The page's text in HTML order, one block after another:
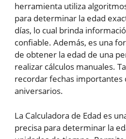
herramienta utiliza
para determinar la edad
días, lo cual brinda
confiable. Además, es una
de obtener la edad de una
realizar cálculos manuales.
recordar fechas importantes
aniversarios.
La Calculadora de Edad es
precisa para determinar la